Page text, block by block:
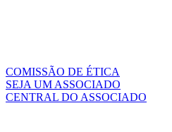
COMISSÃO DE ÉTICA
SEJA UM ASSOCIADO
CENTRAL DO ASSOCIADO